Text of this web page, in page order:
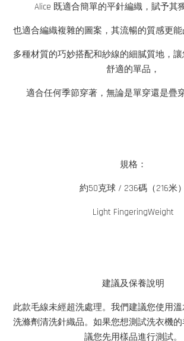
Alice 既適合簡單的平針編織，賦予其
也適合編織複雜的圖案，其流暢的質感更能
多種材質的巧妙搭配和紗線的細膩質地，
舒適的單品，
適合任何季節穿著，無論是單穿還是疊
規格：
約50克球 / 236碼（216米）
Light FingeringWeight
建議及保養說明
此款毛線未經超洗處理。我們建議您使用
洗滌劑清洗針織品。如果您想測試洗衣機
議您先用樣品進行測試。